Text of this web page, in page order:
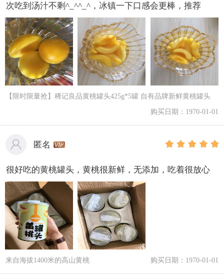
次吃到汤汁不剩^_^^_^，冰镇一下口感会更棒，推荐
【限时限量抢】稀记良品黄桃罐头425g*5罐 自有品牌新鲜黄桃罐头
购买日期：1970-01-01
匿名
很好吃的黄桃罐头，黄桃很新鲜，无添加，吃着很放心
来自海拔1400米的高山黄桃 购买日期：1970-01-01